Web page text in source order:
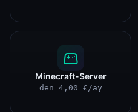
Minecraft-Server
den 4,00 €/ay